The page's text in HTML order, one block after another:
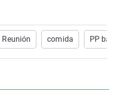
Reunión comida PP